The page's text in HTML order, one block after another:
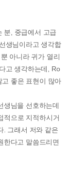
분, 중급에서 고급
생님이라고 생각합
아니라 귀가 열리
고 생각하는데, Ro
좋은 표현이 많아
생님을 선호하는데
적으로 지적하시거
. 그래서 저와 같은
한다고 말씀드리면